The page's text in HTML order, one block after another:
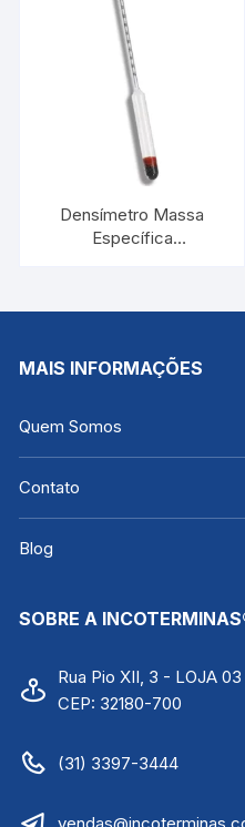
Densímetro Massa
Específica
MAIS INFORMAÇÕES
Quem Somos
Contato
Blog
SOBRE A
Rua Pio XII, 3 - LOJA
CEP: 32180-700
(31) 3397-3444